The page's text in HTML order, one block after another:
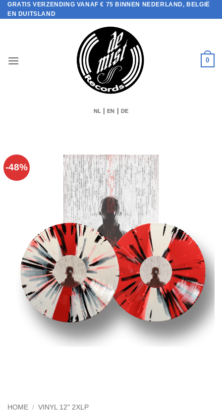
Ga
naar
GRATIS VERZENDING VANAF € 75 BINNEN NEDERLAND, BELGIË
EN DUITSLAND
0
NL |EN DE
-48%
HOME / VINYL 12" 2XLP